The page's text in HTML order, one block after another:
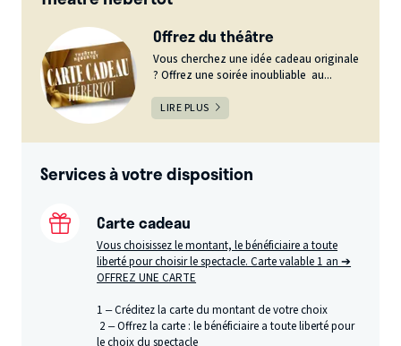
Offrez du théâtre
Vous cherchez une idée cadeau originale
? Offrez une soirée inoubliable au...
LIRE PLUS
Services à votre disposition
Carte cadeau
Vous choisissez le montant, le bénéficiaire a toute
liberté pour choisir le spectacle. Carte valable 1 an ➔
OFFREZ UNE CARTE
1 – Créditez la carte du montant de votre choix
2 – Offrez la carte : le bénéficiaire a toute liberté pour
le choix du spectacle